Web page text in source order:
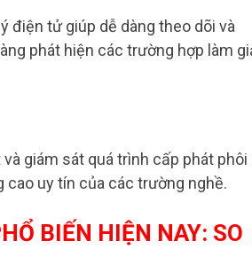
điện tử giúp dễ dàng theo dõi và
phát hiện các trường hợp làm
giám sát quá trình cấp phát phôi
cao uy tín của các trường nghề.
BIẾN HIỆN NAY: SO